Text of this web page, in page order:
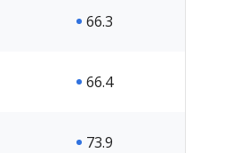
66.3
66.4
73.9